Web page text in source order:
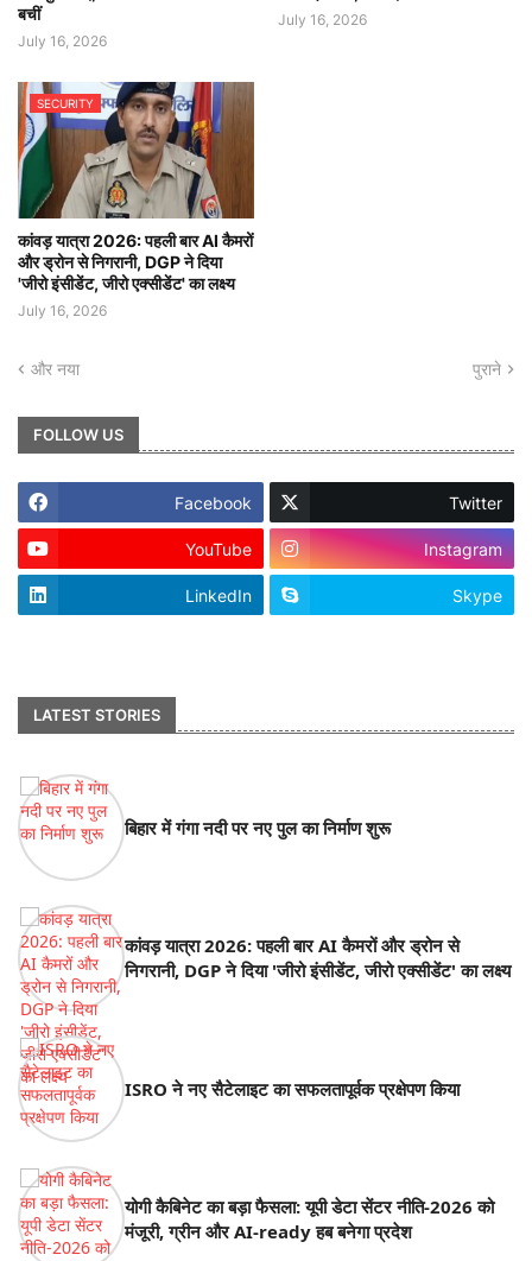
बचीं
July 16, 2026
July 16, 2026
SECURITY
कांवड़ यात्रा 2026: पहली बार AI कैमरों
और ड्रोन से निगरानी, DGP ने दिया
'जीरो इंसीडेंट, जीरो एक्सीडेंट' का लक्ष्य
July 16, 2026
और नया पुराने
FOLLOW US
Facebook Twitter
YouTube Instagram
LinkedIn Skype
LATEST STORIES
बिहार में गंगा नदी पर नए पुल का निर्माण शुरू
कांवड़ यात्रा 2026: पहली बार AI कैमरों और ड्रोन से
निगरानी, DGP ने दिया 'जीरो इंसीडेंट, जीरो एक्सीडेंट' का लक्ष्य
ISRO ने नए सैटेलाइट का सफलतापूर्वक प्रक्षेपण किया
योगी कैबिनेट का बड़ा फैसला: यूपी डेटा सेंटर नीति-2026 को
मंजूरी, ग्रीन और AI-ready हब बनेगा प्रदेश